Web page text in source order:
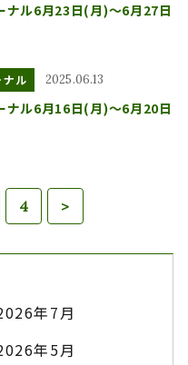
ナル6月23日(月)～6月27日
ナル 2025.06.13
ナル6月16日(月)～6月20日
4 >
年7月
年5月